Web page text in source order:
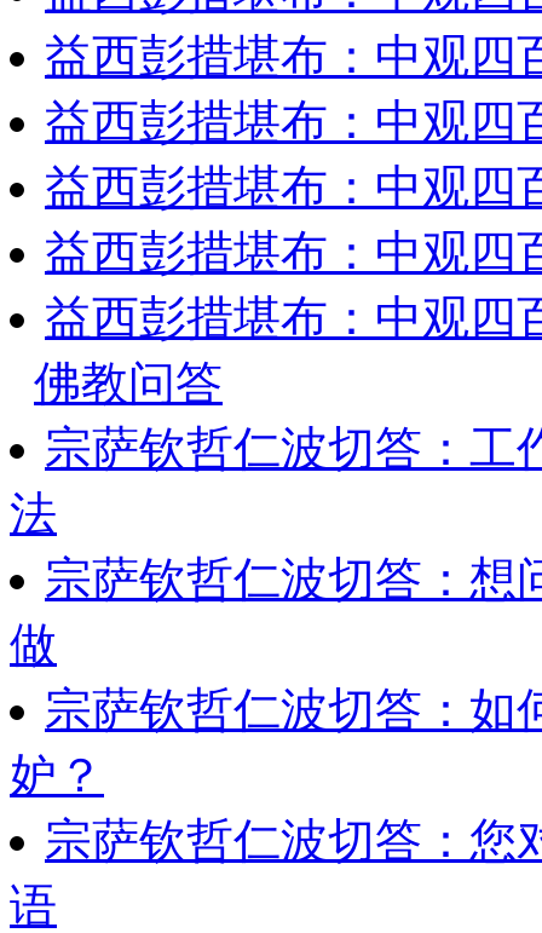
益西彭措堪布：中观四
益西彭措堪布：中观四
益西彭措堪布：中观四
益西彭措堪布：中观四
益西彭措堪布：中观四
佛教问答
宗萨钦哲仁波切答：工
法
宗萨钦哲仁波切答：想
做
宗萨钦哲仁波切答：如
妒？
宗萨钦哲仁波切答：您
语